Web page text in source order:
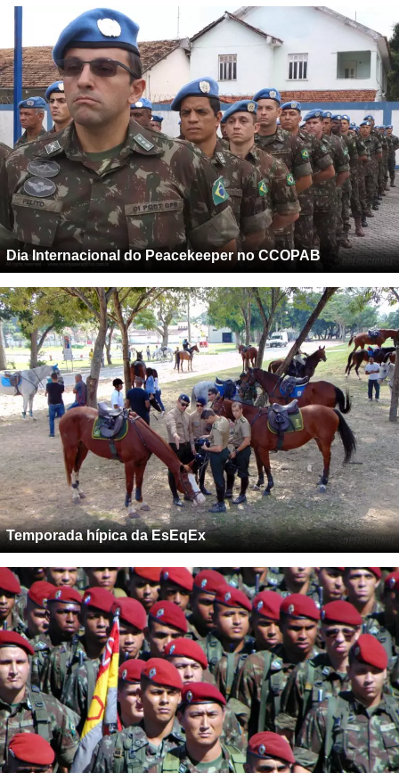
Dia Internacional do Peacekeeper no CCOPAB
Temporada hípica da EsEqEx